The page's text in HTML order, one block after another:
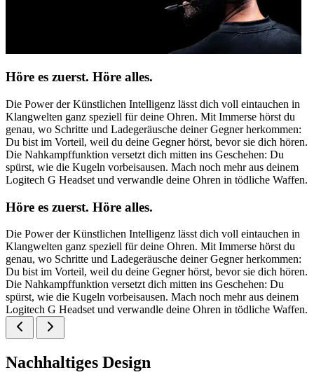
Höre es zuerst. Höre alles.
Die Power der Künstlichen Intelligenz lässt dich voll eintauchen in
Klangwelten ganz speziell für deine Ohren. Mit Immerse hörst du
genau, wo Schritte und Ladegeräusche deiner Gegner herkommen:
Du bist im Vorteil, weil du deine Gegner hörst, bevor sie dich hören.
Die Nahkampffunktion versetzt dich mitten ins Geschehen: Du
spürst, wie die Kugeln vorbeisausen. Mach noch mehr aus deinem
Logitech G Headset und verwandle deine Ohren in tödliche Waffen.
Höre es zuerst. Höre alles.
Die Power der Künstlichen Intelligenz lässt dich voll eintauchen in
Klangwelten ganz speziell für deine Ohren. Mit Immerse hörst du
genau, wo Schritte und Ladegeräusche deiner Gegner herkommen:
Du bist im Vorteil, weil du deine Gegner hörst, bevor sie dich hören.
Die Nahkampffunktion versetzt dich mitten ins Geschehen: Du
spürst, wie die Kugeln vorbeisausen. Mach noch mehr aus deinem
Logitech G Headset und verwandle deine Ohren in tödliche Waffen.
Nachhaltiges Design